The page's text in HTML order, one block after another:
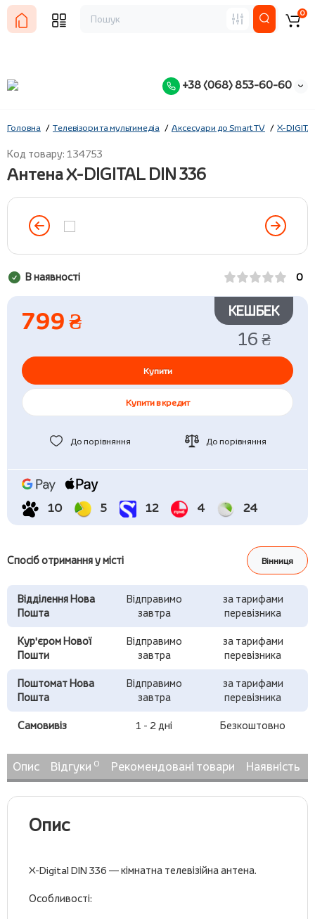
+38 (068) 853-60-60
0
Головна Телевізори та мультимедіа Аксесуари до Smart TV X-
Код товару: 134753
Антена X-DIGITAL DIN 336
В наявності 0
799 ₴ КЕШБЕК
16 ₴
Купити
Купити в кредит
До порівняння До порівняння
10 5 12 4 24
Спосіб отримання у місті Вінниця
Відділення Нова
Пошта
Відправимо
завтра
за тарифами
перевізника
Кур'єром Нової
Пошти
Відправимо
завтра
за тарифами
перевізника
Поштомат Нова
Пошта
Відправимо
завтра
за тарифами
перевізника
Самовивіз 1 - 2 дні Безкоштовно
Опис Відгуки 0 Рекомендовані товари Наявність
Опис
X-Digital DIN 336 — кімнатна телевізійна антена.
Особливості: